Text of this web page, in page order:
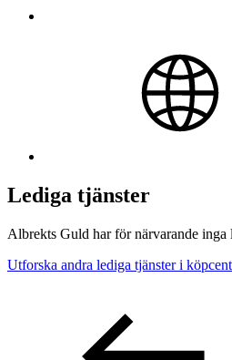
Lediga tjänster
Albrekts Guld har för närvarande inga
Utforska andra lediga tjänster i